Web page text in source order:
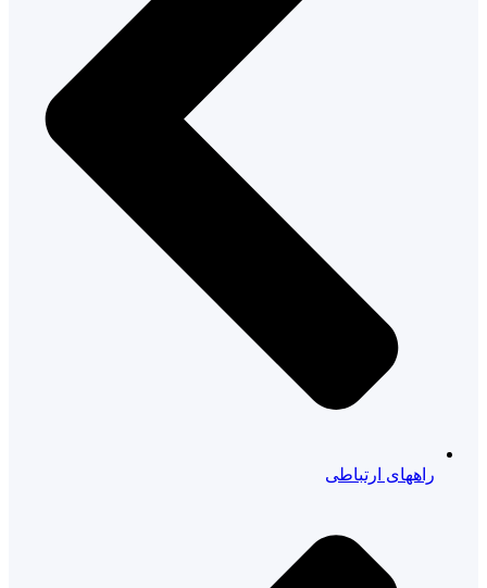
راههای ارتباطی